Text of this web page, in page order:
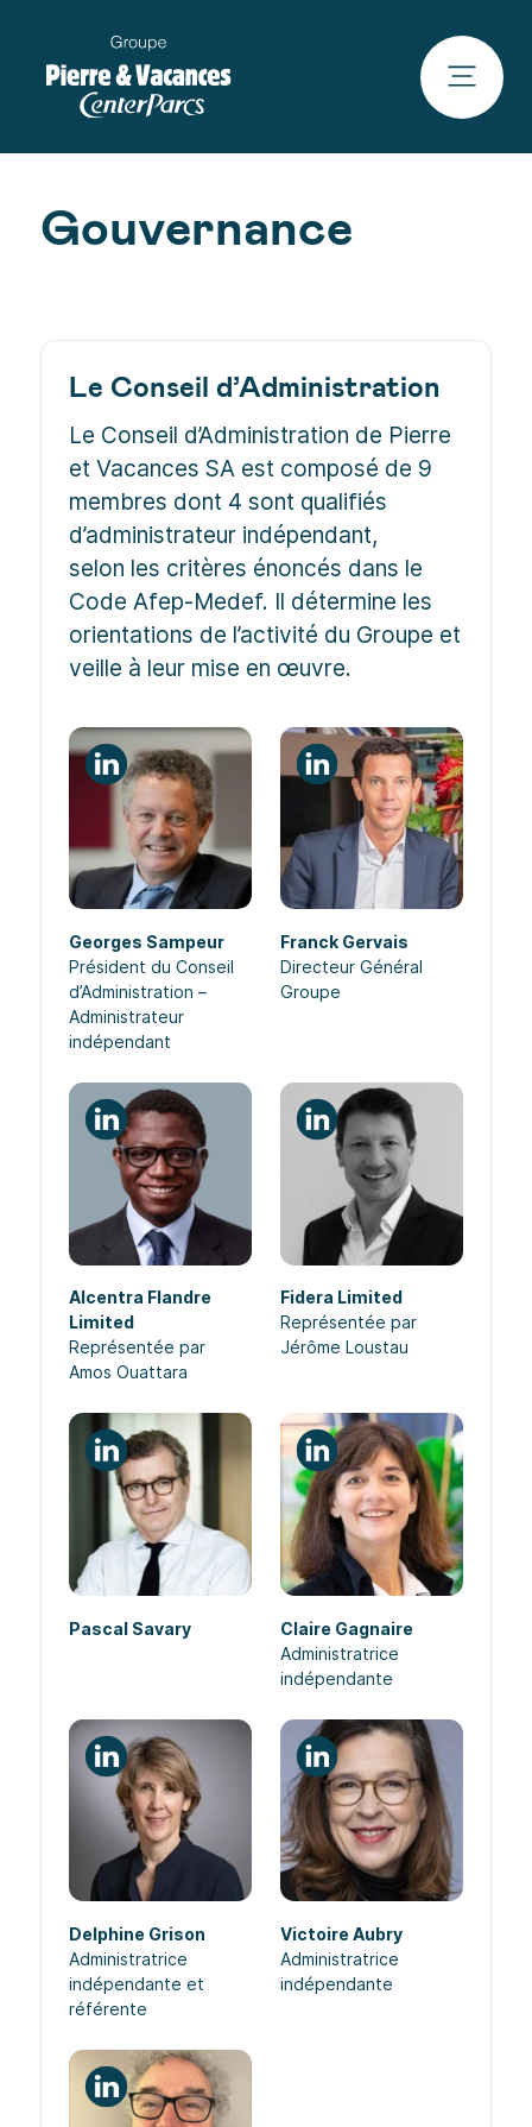
Gouvernance
Le Conseil d’Administration
Le Conseil d’Administration de Pierre
et Vacances SA est composé de 9
membres dont 4 sont qualifiés
d’administrateur indépendant,
selon les critères énoncés dans le
Code Afep-Medef. Il détermine les
orientations de l’activité du Groupe et
veille à leur mise en œuvre.
Georges Sampeur
Président du Conseil
d’Administration –
Administrateur
indépendant
Franck Gervais
Directeur Général
Groupe
Alcentra Flandre
Limited
Représentée par
Amos Ouattara
Fidera Limited
Représentée par
Jérôme Loustau
Pascal Savary Claire Gagnaire
Administratrice
indépendante
Delphine Grison
Administratrice
indépendante et
référente
Victoire Aubry
Administratrice
indépendante